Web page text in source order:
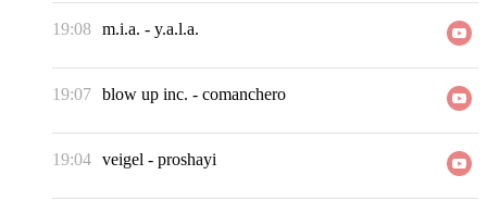
19:08 m.i.a. - y.a.l.a.
19:07 blow up inc. - comanchero
19:04 veigel - proshayi